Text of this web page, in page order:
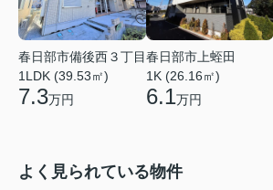
春日部市備後西３丁目
1LDK (39.53㎡)
7.3万円
春日部市上蛭田
1K (26.16㎡)
6.1万円
よく見られている物件